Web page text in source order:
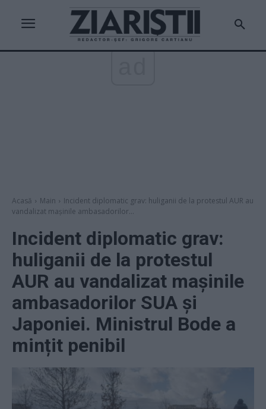
Acasă Main
Incident diplomatic grav: huliganii de la protestul AUR au
vandalizat mașinile ambasadorilor...
Incident diplomatic grav:
huliganii de la protestul
AUR au vandalizat mașinile
ambasadorilor SUA și
Japoniei. Ministrul Bode a
mințit penibil